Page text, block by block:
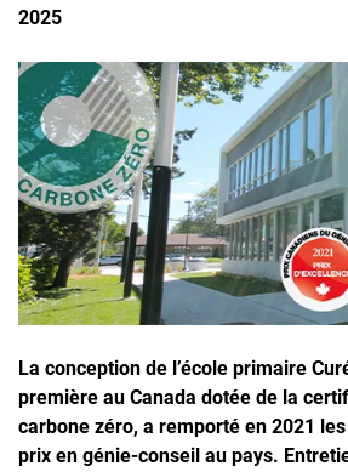
Métiers
Nos chroniques
Inscrivez-vous à l'infolettre
Employeurs
Publiez une offre d'emploi
2025
La conception de l’école primaire
première au Canada dotée de la
carbone zéro, a remporté en 2021
prix en génie-conseil au pays.